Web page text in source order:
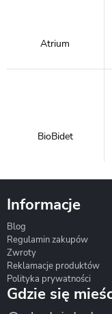
Atrium
BioBidet
Informacje
Blog
Regulamin zakupów
Zwroty
Reklamacje produktów
Polityka prywatności
Gdzie się